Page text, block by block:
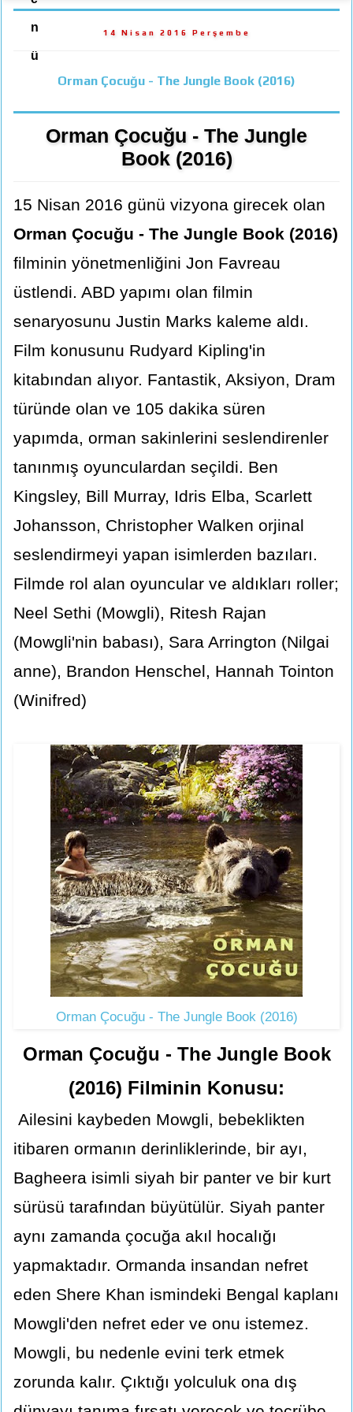
n
ü
14 Nisan 2016 Perşembe
Orman Çocuğu - The Jungle Book (2016)
Orman Çocuğu - The Jungle
Book (2016)
15 Nisan 2016 günü vizyona girecek olan
Orman Çocuğu - The Jungle Book (2016)
filminin yönetmenliğini Jon Favreau
üstlendi. ABD yapımı olan filmin
senaryosunu Justin Marks kaleme aldı.
Film konusunu Rudyard Kipling'in
kitabından alıyor. Fantastik, Aksiyon, Dram
türünde olan ve 105 dakika süren
yapımda, orman sakinlerini seslendirenler
tanınmış oyunculardan seçildi. Ben
Kingsley, Bill Murray, Idris Elba, Scarlett
Johansson, Christopher Walken orjinal
seslendirmeyi yapan isimlerden bazıları.
Filmde rol alan oyuncular ve aldıkları roller;
Neel Sethi (Mowgli), Ritesh Rajan
(Mowgli'nin babası), Sara Arrington (Nilgai
anne), Brandon Henschel, Hannah Tointon
(Winifred)
Orman Çocuğu - The Jungle Book (2016)
Orman Çocuğu - The Jungle Book
(2016) Filminin Konusu:
Ailesini kaybeden Mowgli, bebeklikten
itibaren ormanın derinliklerinde, bir ayı,
Bagheera isimli siyah bir panter ve bir kurt
sürüsü tarafından büyütülür. Siyah panter
aynı zamanda çocuğa akıl hocalığı
yapmaktadır. Ormanda insandan nefret
eden Shere Khan ismindeki Bengal kaplanı
Mowgli'den nefret eder ve onu istemez.
Mowgli, bu nedenle evini terk etmek
zorunda kalır. Çıktığı yolculuk ona dış